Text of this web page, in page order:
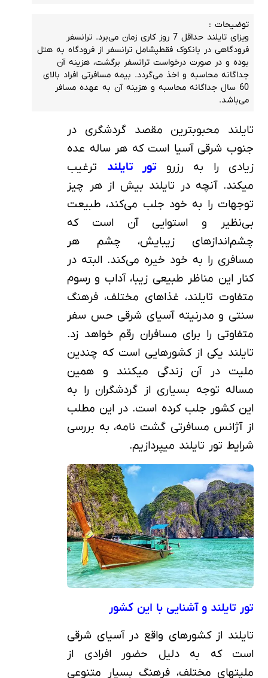
توضیحات :
ویزای تایلند حداقل 7 روز کاری زمان می‌برد. ترانسفر
فرودگاهی در بانکوک فقطپشامل ترانسفر از فرودگاه به هتل
بوده و در صورت درخواست ترانسفر برگشت، هزینه آن
جداگانه محاسبه و اخذ می‌گردد. بیمه مسافرتی افراد بالای
60 سال جداگانه محاسبه و هزینه آن به عهده مسافر
می‌باشد.
تایلند محبوب‎ترین مقصد گردشگری در
جنوب شرقی آسیا است که هر ساله عده
زیادی را به رزرو تور تایلند ترغیب
می‎کند. آنچه در تایلند بیش از هر چیز
توجهات را به خود جلب می‌کند، طبیعت
بی‌نظیر و استوایی آن است که
چشم‌اندازهای زیبایش، چشم هر
مسافری را به خود خیره می‌کند. البته در
کنار این مناظر طبیعی زیبا، آداب و رسوم
متفاوت تایلند، غذاهای مختلف، فرهنگ
سنتی و مدرنیته آسیای شرقی حس سفر
متفاوتی را برای مسافران رقم خواهد زد.
تایلند یکی از کشورهایی است که چندین
ملیت در آن زندگی می‎کنند و همین
مساله توجه بسیاری از گردشگران را به
این کشور جلب کرده است. در این مطلب
از آژانس مسافرتی گشت نامه، به بررسی
شرایط تور تایلند می‎پردازیم.
تور تایلند و آشنایی با این کشور
تایلند از کشورهای واقع در آسیای شرقی
است که به دلیل حضور افرادی از
ملیت‎های مختلف، فرهنگ بسیار متنوعی